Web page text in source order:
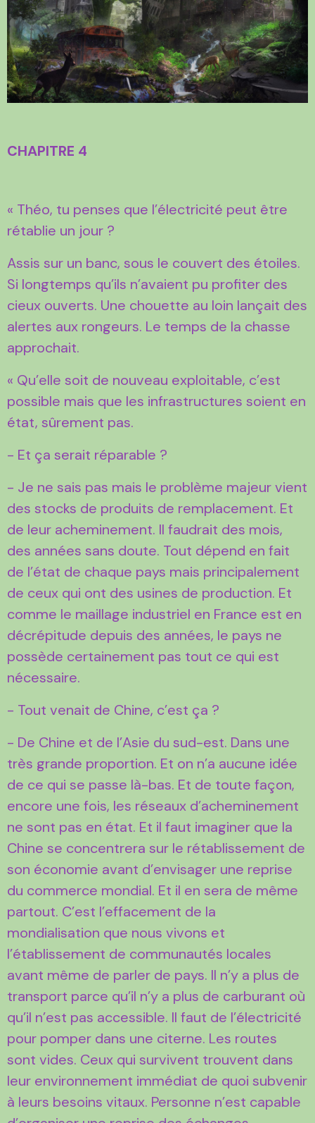
CHAPITRE 4
« Théo, tu penses que l’électricité peut être
rétablie un jour ?
Assis sur un banc, sous le couvert des étoiles.
Si longtemps qu’ils n’avaient pu profiter des
cieux ouverts. Une chouette au loin lançait des
alertes aux rongeurs. Le temps de la chasse
approchait.
« Qu’elle soit de nouveau exploitable, c’est
possible mais que les infrastructures soient en
état, sûrement pas.
- Et ça serait réparable ?
- Je ne sais pas mais le problème majeur vient
des stocks de produits de remplacement. Et
de leur acheminement. Il faudrait des mois,
des années sans doute. Tout dépend en fait
de l’état de chaque pays mais principalement
de ceux qui ont des usines de production. Et
comme le maillage industriel en France est en
décrépitude depuis des années, le pays ne
possède certainement pas tout ce qui est
nécessaire.
- Tout venait de Chine, c’est ça ?
- De Chine et de l’Asie du sud-est. Dans une
très grande proportion. Et on n’a aucune idée
de ce qui se passe là-bas. Et de toute façon,
encore une fois, les réseaux d’acheminement
ne sont pas en état. Et il faut imaginer que la
Chine se concentrera sur le rétablissement de
son économie avant d’envisager une reprise
du commerce mondial. Et il en sera de même
partout. C’est l’effacement de la
mondialisation que nous vivons et
l’établissement de communautés locales
avant même de parler de pays. Il n’y a plus de
transport parce qu’il n’y a plus de carburant où
qu’il n’est pas accessible. Il faut de l’électricité
pour pomper dans une citerne. Les routes
sont vides. Ceux qui survivent trouvent dans
leur environnement immédiat de quoi subvenir
à leurs besoins vitaux. Personne n’est capable